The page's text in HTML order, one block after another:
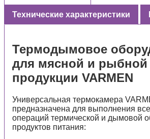
Технические характеристики
Термодымовое
для мясной и рыбной
продукции VARMEN
Универсальная термокамера
предназначена для выполнения
операций термической и дымовой
продуктов питания: